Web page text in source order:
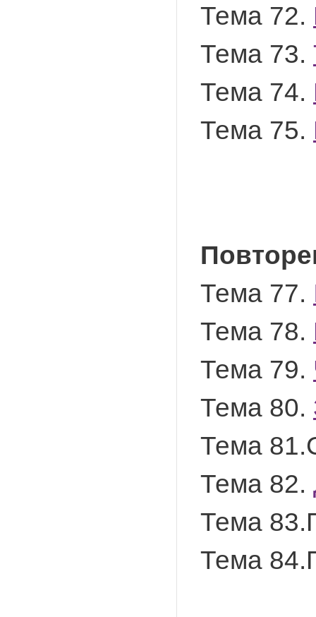
Тема 72.
Тема 73.
Тема 74.
Тема 75.
Тема 77.
Тема 78.
Тема 79.
Тема 80.
Тема
Тема 82.
Тема
Тема